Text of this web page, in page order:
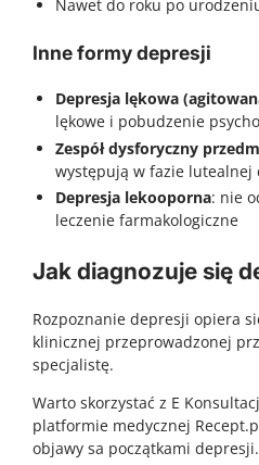
Nawet do roku po
Inne formy depresji
Depresja lękowa
lękowe i pobudzenie
Zespół dysforyczny
występują w fazie lutealnej
Depresja lekooporna: nie
leczenie farmakologiczne
Jak diagnozuje się
Rozpoznanie depresji opiera
klinicznej przeprowadzonej
specjalistę.
Warto skorzystać z E
platformie medycznej
objawy sa początkami depresji.